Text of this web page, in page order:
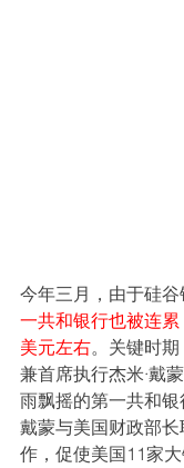
今年三月，由于硅谷
一共和银行也被连
美元左右。关键时
兼首席执行杰米·戴
雨飘摇的第一共和银
戴蒙与美国财政部
作，促使美国11家